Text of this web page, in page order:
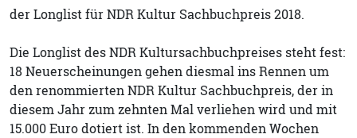
der Longlist für NDR Kultur Sachbuchpreis 2018.
Die Longlist des NDR Kultursachbuchpreises steht fest:
18 Neuerscheinungen gehen diesmal ins Rennen um
den renommierten NDR Kultur Sachbuchpreis, der in
diesem Jahr zum zehnten Mal verliehen wird und mit
15.000 Euro dotiert ist. In den kommenden Wochen